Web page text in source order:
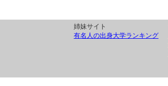
姉妹サイト
有名人の出身大学ランキング